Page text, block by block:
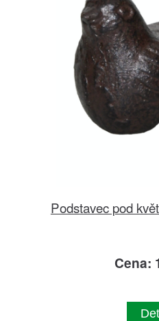
Podstavec pod
Cena: